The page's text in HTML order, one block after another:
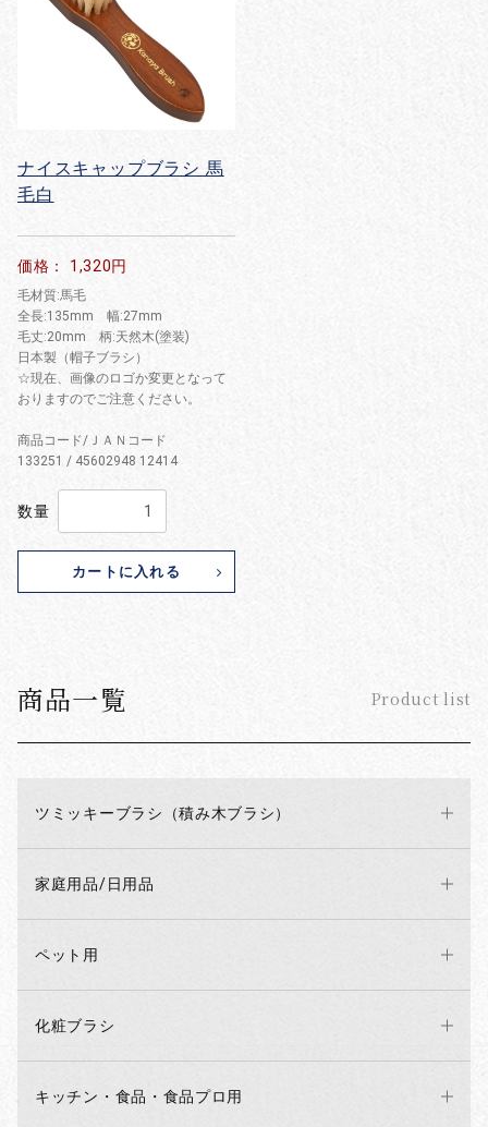
商品一覧 Product list
ツミッキーブラシ（積み木ブラシ）
家庭用品/日用品
ペット用
化粧ブラシ
キッチン・食品・食品プロ用
ナイスキャップブラシ 馬
毛白
価格： 1,320円
毛材質:馬毛
全長:135mm 幅:27mm
毛丈:20mm 柄:天然木(塗装)
日本製（帽子ブラシ）
☆現在、画像のロゴか変更となって
おりますのでご注意ください。
商品コード/ＪＡＮコード
133251 / 45602948 12414
数量
カートに入れる